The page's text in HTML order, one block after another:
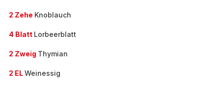
2 Zehe Knoblauch
4 Blatt Lorbeerblatt
2 Zweig Thymian
2 ELWeinessig